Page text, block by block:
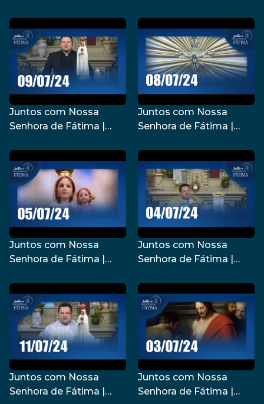
Juntos com Nossa
Senhora de Fátima |
Juntos com Nossa
Senhora de Fátima |
Juntos com Nossa
Senhora de Fátima |
Juntos com Nossa
Senhora de Fátima |
Juntos com Nossa
Senhora de Fátima |
Juntos com Nossa
Senhora de Fátima |